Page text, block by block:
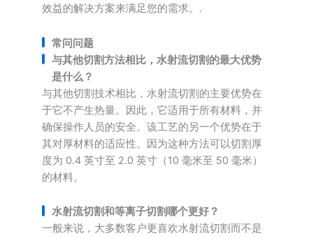
效益的解决方案来满足您的需求。.
常问问题
与其他切割方法相比，水射流切割的最大优势
是什么？
与其他切割技术相比，水射流切割的主要优势在
于它不产生热量。因此，它适用于所有材料，并
确保操作人员的安全。该工艺的另一个优势在于
其对厚材料的适应性。因为这种方法可以切割厚
度为 0.4 英寸至 2.0 英寸（10 毫米至 50 毫米）
的材料。
水射流切割和等离子切割哪个更好？
一般来说，大多数客户更喜欢水射流切割而不是